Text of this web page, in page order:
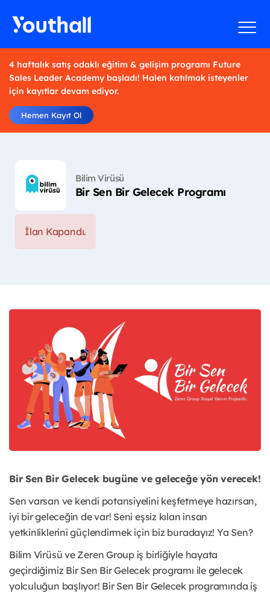
4 haftalık satış odaklı eğitim & gelişim programı Future
Sales Leader Academy başladı! Halen katılmak isteyenler
için kayıtlar devam ediyor.
Hemen Kayıt Ol
Bilim Virüsü
Bir Sen Bir Gelecek Programı
İlan Kapandı.
Bir Sen Bir Gelecek bugüne ve geleceğe yön verecek!
Sen varsan ve kendi potansiyelini keşfetmeye hazırsan,
iyi bir geleceğin de var! Seni eşsiz kılan insan
yetkinliklerini güçlendirmek için biz buradayız! Ya Sen?
Bilim Virüsü ve Zeren Group iş birliğiyle hayata
geçirdiğimiz Bir Sen Bir Gelecek programı ile gelecek
yolculuğun başlıyor! Bir Sen Bir Gelecek programında iş